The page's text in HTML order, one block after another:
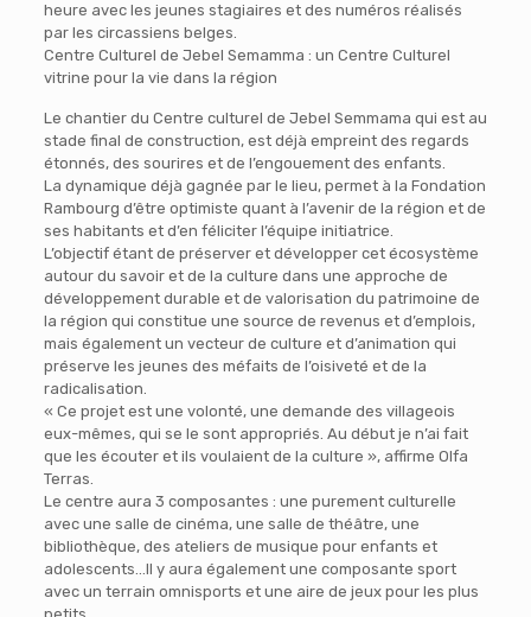
heure avec les jeunes stagiaires et des numéros réalisés
par les circassiens belges.
Centre Culturel de Jebel Semamma : un Centre Culturel
vitrine pour la vie dans la région
Le chantier du Centre culturel de Jebel Semmama qui est au
stade final de construction, est déjà empreint des regards
étonnés, des sourires et de l’engouement des enfants.
La dynamique déjà gagnée par le lieu, permet à la Fondation
Rambourg d’être optimiste quant à l’avenir de la région et de
ses habitants et d’en féliciter l’équipe initiatrice.
L’objectif étant de préserver et développer cet écosystème
autour du savoir et de la culture dans une approche de
développement durable et de valorisation du patrimoine de
la région qui constitue une source de revenus et d’emplois,
mais également un vecteur de culture et d’animation qui
préserve les jeunes des méfaits de l’oisiveté et de la
radicalisation.
« Ce projet est une volonté, une demande des villageois
eux-mêmes, qui se le sont appropriés. Au début je n’ai fait
que les écouter et ils voulaient de la culture », affirme Olfa
Terras.
Le centre aura 3 composantes : une purement culturelle
avec une salle de cinéma, une salle de théâtre, une
bibliothèque, des ateliers de musique pour enfants et
adolescents…Il y aura également une composante sport
avec un terrain omnisports et une aire de jeux pour les plus